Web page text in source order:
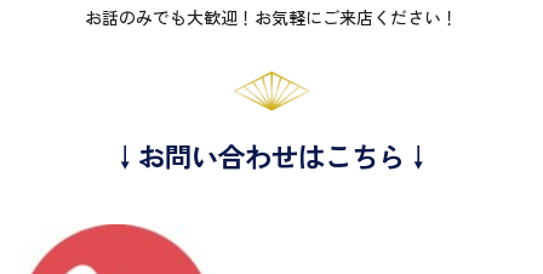
お話のみでも大歓迎！お気軽にご来店ください！
↓お問い合わせはこちら↓